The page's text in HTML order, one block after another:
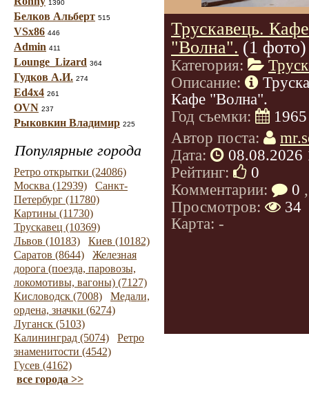
1390
Белков Альберт 515
VSx86 446
Admin 411
Lounge_Lizard 364
Гудков А.И. 274
Ed4x4 261
OVN 237
Рыковкин Владимир 225
Популярные города
Ретро открытки (24086)
Москва (12939)
Санкт-
Петербург (11780)
Картины (11730)
Трускавец (10369)
Львов (10183)
Киев (10182)
Саратов (8644)
Железная
дорога (поезда, паровозы,
локомотивы, вагоны) (7127)
Кисловодск (7008)
Медали,
ордена, значки (6274)
Луганск (5103)
Калининград (5074)
Ретро
знаменитости (4542)
Гусев (4162)
все города >>
Трускавець. Кафе
"Волна". (1 фото)
Категория:
Описание:
Кафе "Волна".
Год съемки:
1965
Автор поста:
Дата:
08.08.2026
Рейтинг:
0
Комментарии:
0 ,
Просмотров:
34
Карта: -